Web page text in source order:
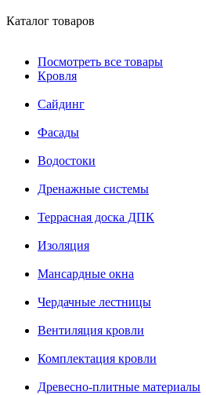
Каталог товаров
Посмотреть все товары
Кровля
Сайдинг
Фасады
Водостоки
Дренажные системы
Террасная доска ДПК
Изоляция
Мансардные окна
Чердачные лестницы
Вентиляция кровли
Комплектация кровли
Древесно-плитные материалы